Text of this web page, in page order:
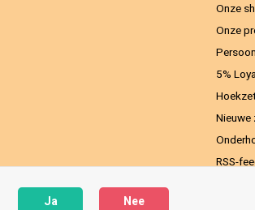
Onze
Onze
5%
RSS-
Ja Nee